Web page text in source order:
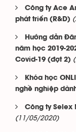
Công ty Ace
phát triển (R&D)
Hướng dẫn
năm học 2019-
Covid-19 (đợt 2)
Khóa học
nghề nghiệp
Công ty Selex
(11/05/2020)